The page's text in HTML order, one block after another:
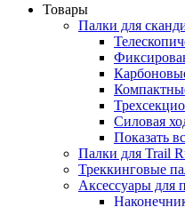
Товары
Палки для
Силовая
Показать
Палки для Trail
Треккинговые
Аксессуары для